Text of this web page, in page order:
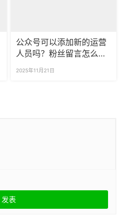
公众号可以添加新的运营
人员吗？粉丝留言怎么批
2025年11月21日